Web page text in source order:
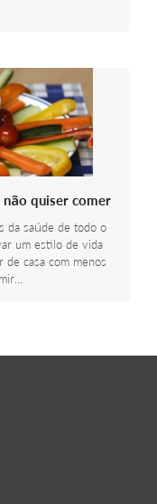
não quiser comer
da saúde de todo o
um estilo de vida
de casa com menos